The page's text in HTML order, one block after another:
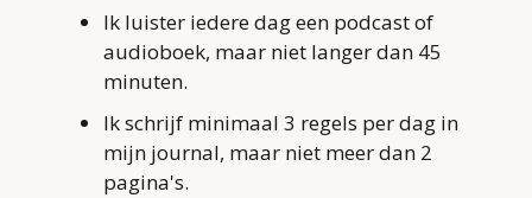
Ik luister iedere dag een podcast of
audioboek, maar niet langer dan 45
minuten.
Ik schrijf minimaal 3 regels per dag in
mijn journal, maar niet meer dan 2
pagina's.